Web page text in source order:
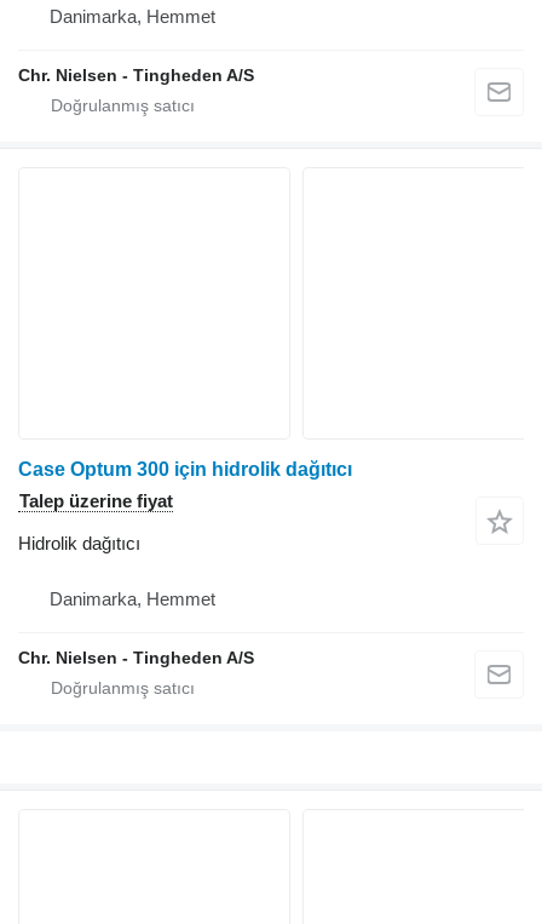
Danimarka, Hemmet
Chr. Nielsen - Tingheden A/S
Case Optum 300 için hidrolik dağıtıcı
Talep üzerine fiyat
Hidrolik dağıtıcı
Danimarka, Hemmet
Chr. Nielsen - Tingheden A/S